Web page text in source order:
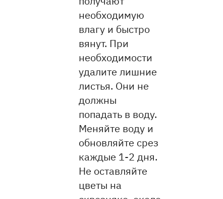
необходимую
влагу и быстро
вянут. При
необходимости
удалите лишние
листья. Они не
должны
попадать в воду.
Меняйте воду и
обновляйте срез
каждые 1-2 дня.
Не оставляйте
цветы на